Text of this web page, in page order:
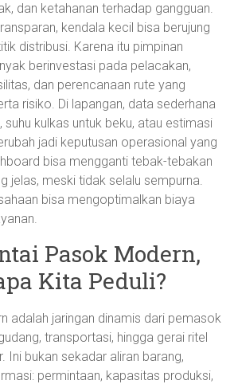
dan ketahanan terhadap gangguan.
kendala kecil bisa berujung
distribusi. Karena itu pimpinan
berinvestasi pada pelacakan,
dan perencanaan rute yang
risiko. Di lapangan, data sederhana
kulkas untuk beku, atau estimasi
jadi keputusan operasional yang
bisa mengganti tebak-tebakan
jelas, meski tidak selalu sempurna.
bisa mengoptimalkan biaya
Pasok Modern,
Kita Peduli?
adalah jaringan dinamis dari pemasok
transportasi, hingga gerai ritel
Ini bukan sekadar aliran barang,
permintaan, kapasitas produksi,